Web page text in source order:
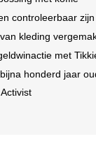
controleerbaar
kleding
met
honderd jaar